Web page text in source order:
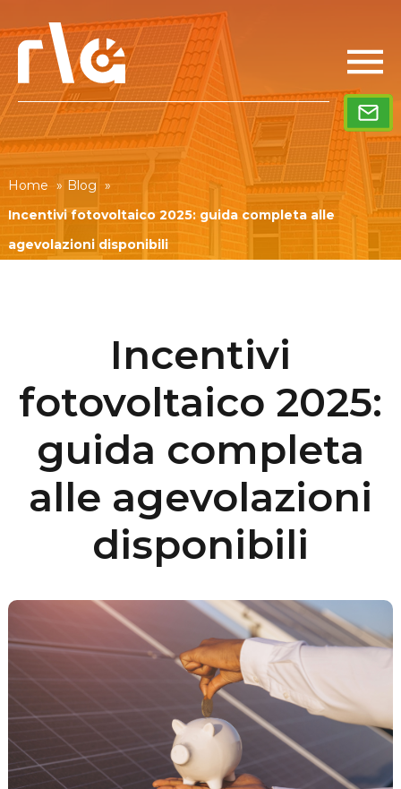
Home » Blog »
Incentivi fotovoltaico 2025: guida completa alle
agevolazioni disponibili
Incentivi
fotovoltaico 2025:
guida completa
alle agevolazioni
disponibili